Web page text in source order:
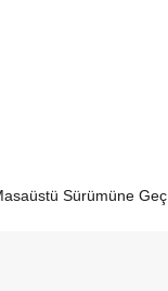
Sürümüne Geç